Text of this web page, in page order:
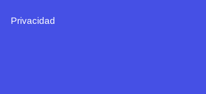
Privacidad